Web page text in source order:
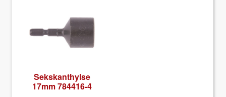
Sek­skan­thylse
17mm 784416-4